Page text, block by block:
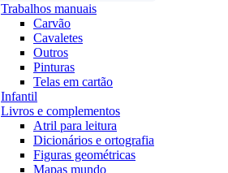
Trabalhos manuais
Carvão
Cavaletes
Outros
Pinturas
Telas em cartão
Infantil
Livros e complementos
Atril para leitura
Dicionários e ortografia
Figuras geométricas
Mapas mundo